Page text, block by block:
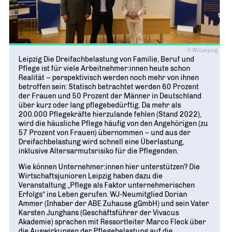
© WJ Leipzig
Leipzig Die Dreifachbelastung von Familie, Beruf und
Pflege ist für viele Arbeitnehmer:innen heute schon
Realität – perspektivisch werden noch mehr von ihnen
betroffen sein: Statisch betrachtet werden 60 Prozent
der Frauen und 50 Prozent der Männer in Deutschland
über kurz oder lang pflegebedürftig. Da mehr als
200.000 Pflegekräfte hierzulande fehlen (Stand 2022),
wird die häusliche Pflege häufig von den Angehörigen (zu
57 Prozent von Frauen) übernommen – und aus der
Dreifachbelastung wird schnell eine Überlastung,
inklusive Altersarmutsrisiko für die Pflegenden.
Wie können Unternehmer:innen hier unterstützen? Die
Wirtschaftsjunioren Leipzig haben dazu die
Veranstaltung „Pflege als Faktor unternehmerischen
Erfolgs“ ins Leben gerufen. WJ-Neumitglied Dorian
Ammer (Inhaber der ABE Zuhause gGmbH) und sein Vater
Karsten Junghans (Geschäftsführer der Vivacus
Akademie) sprachen mit Ressortleiter Marco Fleck über